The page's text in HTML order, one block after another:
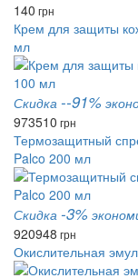
140 грн
Крем для защиты
мл
Скидка --91%
973510 грн
Термозащитный
Palco 200 мл
Скидка -3%
920948 грн
Окислительная